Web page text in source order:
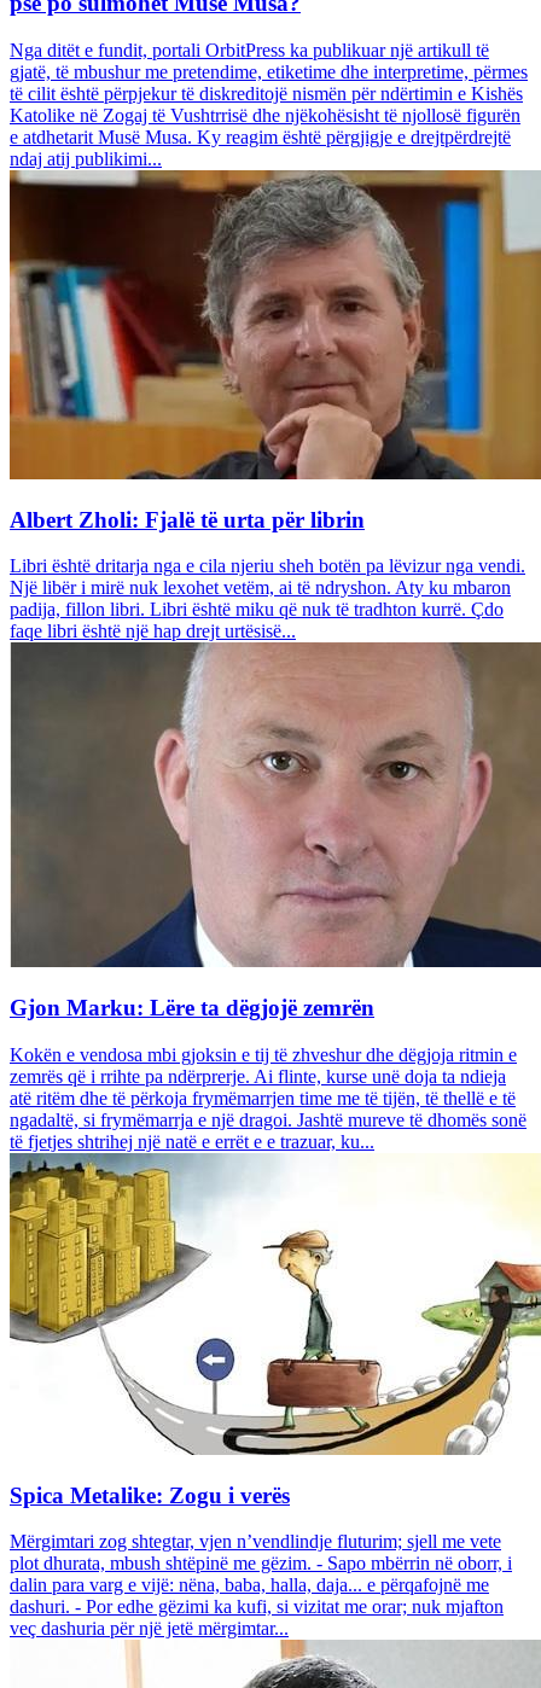
Nga ditët e fundit, portali OrbitPress ka publikuar një artikull të
gjatë, të mbushur me pretendime, etiketime dhe interpretime, përmes
të cilit është përpjekur të diskreditojë nismën për ndërtimin e Kishës
Katolike në Zogaj të Vushtrrisë dhe njëkohësisht të njollosë figurën
e atdhetarit Musë Musa. Ky reagim është përgjigje e drejtpërdrejtë
ndaj atij publikimi...
Albert Zholi: Fjalë të urta për librin
Libri është dritarja nga e cila njeriu sheh botën pa lëvizur nga vendi.
Një libër i mirë nuk lexohet vetëm, ai të ndryshon. Aty ku mbaron
padija, fillon libri. Libri është miku që nuk të tradhton kurrë. Çdo
faqe libri është një hap drejt urtësisë...
Gjon Marku: Lëre ta dëgjojë zemrën
Kokën e vendosa mbi gjoksin e tij të zhveshur dhe dëgjoja ritmin e
zemrës që i rrihte pa ndërprerje. Ai flinte, kurse unë doja ta ndieja
atë ritëm dhe të përkoja frymëmarrjen time me të tijën, të thellë e të
ngadaltë, si frymëmarrja e një dragoi. Jashtë mureve të dhomës sonë
të fjetjes shtrihej një natë e errët e e trazuar, ku...
Spica Metalike: Zogu i verës
Mërgimtari zog shtegtar, vjen n’vendlindje fluturim; sjell me vete
plot dhurata, mbush shtëpinë me gëzim. - Sapo mbërrin në oborr, i
dalin para varg e vijë: nëna, baba, halla, daja... e përqafojnë me
dashuri. - Por edhe gëzimi ka kufi, si vizitat me orar; nuk mjafton
veç dashuria për një jetë mërgimtar...